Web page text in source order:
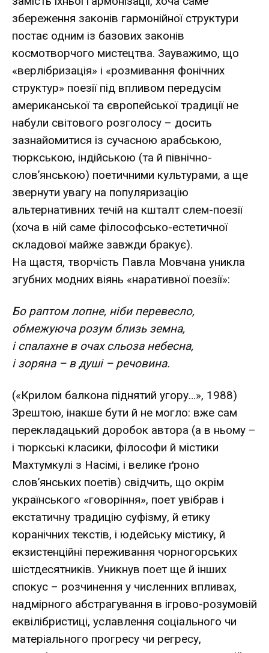
збереження законів гармонійної структури
постає одним із базових законів
космотворчого мистецтва. Зауважимо, що
«верлібризація» і «розмивання фонічних
структур» поезії під впливом передусім
американської та європейської традиції не
набули світового розголосу – досить
зазнайомитися із сучасною арабською,
тюркською, індійською (та й північно-
слов’янською) поетичними культурами, а ще
звернути увагу на популяризацію
альтернативних течій на кшталт слем-поезії
(хоча в ній саме філософсько-естетичної
складової майже завжди бракує).
На щастя, творчість Павла Мовчана уникла
згубних модних віянь «наративної поезії»:
Бо раптом лопне, ніби перевесло,
обмежуюча розум близь земна,
і спалахне в очах сльоза небесна,
і зоряна – в душі – речовина.
(«Крилом балкона піднятий угору…», 1988)
Зрештою, інакше бути й не могло: вже сам
перекладацький доробок автора (а в ньому –
і тюркські класики, філософи й містики
Махтумкулі з Насімі, і велике ґроно
слов’янських поетів) свідчить, що окрім
українського «говоріння», поет увібрав і
екстатичну традицію суфізму, й етику
коранічних текстів, і юдейську містику, й
екзистенційні переживання чорногорських
шістдесятників. Уникнув поет ще й інших
спокус – розчинення у численних впливах,
надмірного абстрагування в ігрово-розумовій
еквілібристиці, уславлення соціального чи
матеріального прогресу чи регресу,